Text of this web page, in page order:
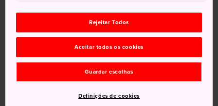
Rejeitar Todos
Aceitar todos os cookies
Guardar escolhas
Definições de cookies